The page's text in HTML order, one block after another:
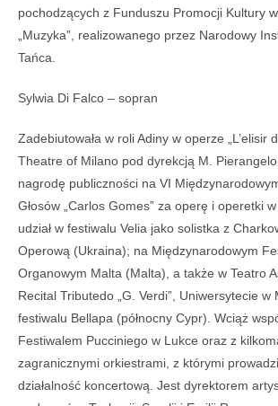
pochodzących z Funduszu Promocji Kultury
„Muzyka”, realizowanego przez Narodowy
Tańca.
Sylwia Di Falco – sopran
Zadebiutowała w roli Adiny w operze „L’elisir
Theatre of Milano pod dyrekcją M. Pierangelo
nagrodę publiczności na VI
Głosów „Carlos Gomes” za operę i operetki
udział w festiwalu Velia jako solistka z
Operową (Ukraina); na Międzynarodowym
Organowym Malta (Malta), a także w Teatro
Recital Tributedo „G. Verdi”, Uniwersytecie w
festiwalu Bellapa (północny Cypr). Wciąż
Festiwalem Pucciniego w Lukce oraz z
zagranicznymi orkiestrami, z którymi
działalność koncertową. Jest dyrektorem